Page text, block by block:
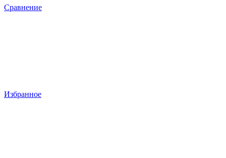
Сравнение
Избранное